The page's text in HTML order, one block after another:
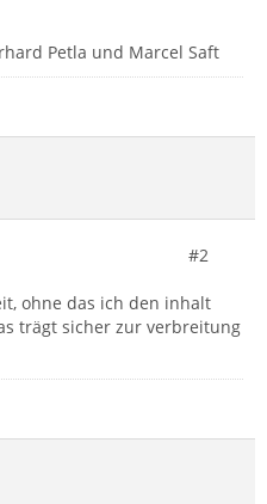
Petla und Marcel Saft
#2
ohne das ich den inhalt
trägt sicher zur verbreitung